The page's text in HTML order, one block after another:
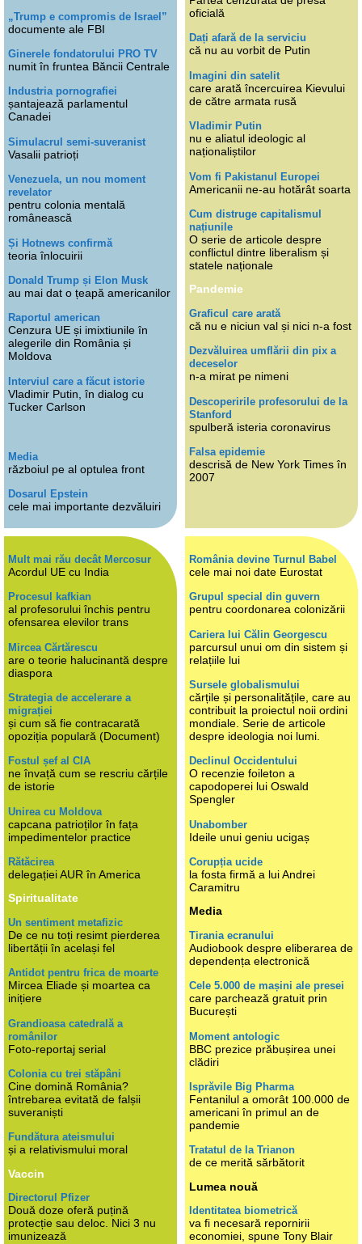
„Trump e compromis de Israel”
documente ale FBI
Ginerele fondatorului PRO TV
numit în fruntea Băncii Centrale
Industria pornografiei
șantajează parlamentul
Canadei
Simulacrul semi-suveranist
Vasalii patrioți
Venezuela, un nou moment
revelator
pentru colonia mentală
românească
Și Hotnews confirmă
teoria înlocuirii
Donald Trump și Elon Musk
au mai dat o țeapă americanilor
Raportul american
Cenzura UE și imixtiunile în
alegerile din România și
Moldova
Interviul care a făcut istorie
Vladimir Putin, în dialog cu
Tucker Carlson
Media
războiul pe al optulea front
Dosarul Epstein
cele mai importante dezvăluiri
oficială
Dați afară de la serviciu
că nu au vorbit de Putin
Imagini din satelit
care arată încercuirea Kievului
de către armata rusă
Vladimir Putin
nu e aliatul ideologic al
naționaliștilor
Vom fi Pakistanul Europei
Americanii ne-au hotărât soarta
Cum distruge capitalismul
națiunile
O serie de articole despre
conflictul dintre liberalism și
statele naționale
Pandemie
Graficul care arată
că nu e niciun val și nici n-a fost
Dezvăluirea umflării din pix a
deceselor
n-a mirat pe nimeni
Descoperirile profesorului de la
Stanford
spulberă isteria coronavirus
Falsa epidemie
descrisă de New York Times în
2007
Mult mai rău decât Mercosur
Acordul UE cu India
Procesul kafkian
al profesorului închis pentru
ofensarea elevilor trans
Mircea Cărtărescu
are o teorie halucinantă despre
diaspora
Strategia de accelerare a
migrației
și cum să fie contracarată
opoziția populară (Document)
Fostul șef al CIA
ne învață cum se rescriu cărțile
de istorie
Unirea cu Moldova
capcana patrioților în fața
impedimentelor practice
Rătăcirea
delegației AUR în America
Spiritualitate
Un sentiment metafizic
De ce nu toți resimt pierderea
libertății în același fel
Antidot pentru frica de moarte
Mircea Eliade și moartea ca
inițiere
Grandioasa catedrală a
românilor
Foto-reportaj serial
Colonia cu trei stăpâni
Cine domină România?
întrebarea evitată de falșii
suveraniști
Fundătura ateismului
și a relativismului moral
Vaccin
Directorul Pfizer
Două doze oferă puțină
protecție sau deloc. Nici 3 nu
imunizează
România devine Turnul Babel
cele mai noi date Eurostat
Grupul special din guvern
pentru coordonarea colonizării
Cariera lui Călin Georgescu
parcursul unui om din sistem și
relațiile lui
Sursele globalismului
cărțile și personalitățile, care au
contribuit la proiectul noii ordini
mondiale. Serie de articole
despre ideologia noi lumi.
Declinul Occidentului
O recenzie foileton a
capodoperei lui Oswald
Spengler
Unabomber
Ideile unui geniu ucigaș
Corupția ucide
la fosta firmă a lui Andrei
Caramitru
Media
Tirania ecranului
Audiobook despre eliberarea de
dependența electronică
Cele 5.000 de mașini ale presei
care parchează gratuit prin
București
Moment antologic
BBC prezice prăbușirea unei
clădiri
Isprăvile Big Pharma
Fentanilul a omorât 100.000 de
americani în primul an de
pandemie
Tratatul de la Trianon
de ce merită sărbătorit
Lumea nouă
Identitatea biometrică
va fi necesară repornirii
economiei, spune Tony Blair